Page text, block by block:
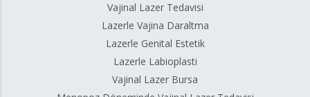
Vajinal Lazer Tedavisi
Lazerle Vajina Daraltma
Lazerle Genital Estetik
Lazerle Labioplasti
Vajinal Lazer Bursa